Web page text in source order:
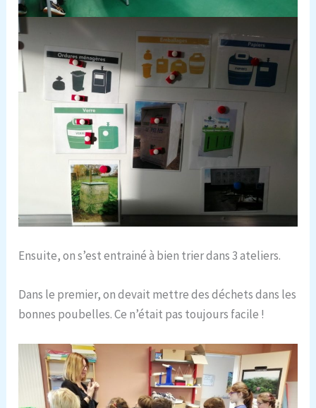
Ensuite, on s’est entrainé à bien trier dans 3 ateliers.
Dans le premier, on devait mettre des déchets dans les
bonnes poubelles. Ce n’était pas toujours facile !